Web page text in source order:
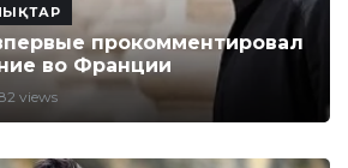
прокомментировал
во Франции
views